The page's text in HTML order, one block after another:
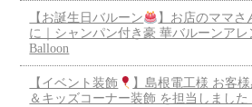
【お誕生日バルーン
】お店のママさ
に｜シャンパン付き豪 華バルーンア
Balloon
【イベント装飾
】島根電工様 お客
＆キッズコーナー装飾 を担当しまし